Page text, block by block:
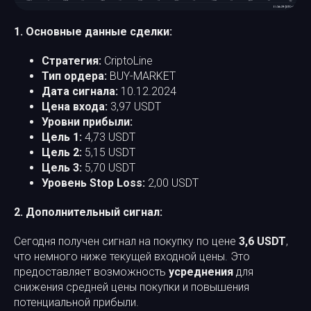
1. Основные данные сделки:
Стратегия: CriptoLine
Тип ордера: BUY-MARKET
Дата сигнала: 10.12.2024
Цена входа: 3,97 USDT
Уровни прибыли:
Цель 1: 4,73 USDT
Цель 2: 5,15 USDT
Цель 3: 5,70 USDT
Уровень Stop Loss: 2,00 USDT
2. Дополнительный сигнал:
Сегодня получен сигнал на покупку по цене 3,6 USDT,
что немного ниже текущей входной цены. Это
предоставляет возможность усреднения для
снижения средней цены покупки и повышения
потенциальной прибыли.